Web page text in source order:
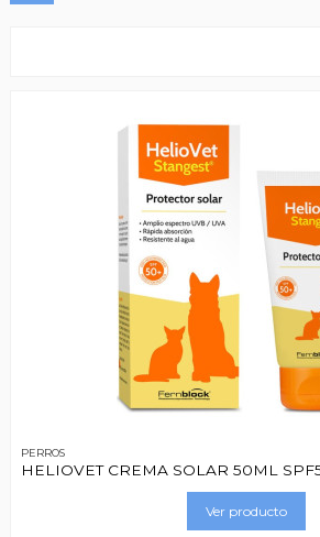
PERROS
HELIOVET CREMA SOLAR 50ML
Ver producto